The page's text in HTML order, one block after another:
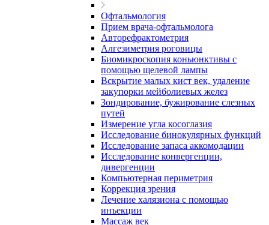
Офтальмология
Прием врача-офтальмолога
Авторефрактометрия
Алгезиметрия роговицы
Биомикроскопия коньюнктивы с
помощью щелевой лампы
Вскрытие малых кист век, удаление
закупорки мейболиевых желез
Зондирование, бужирование слезных
путей
Измерение угла косоглазия
Исследование бинокулярных функций
Исследование запаса аккомодации
Исследование конвергенции,
дивергенции
Компьютерная периметрия
Коррекция зрения
Лечение халязиона с помощью
инъекции
Массаж век